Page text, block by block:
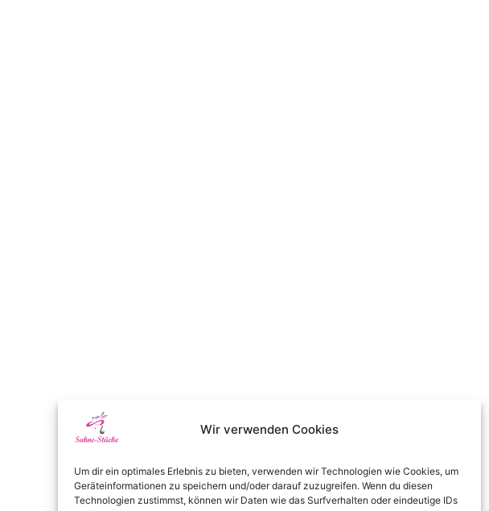
Wir verwenden Cookies
Um dir ein optimales Erlebnis zu bieten, verwenden wir Technologien wie Cookies, um
Geräteinformationen zu speichern und/oder darauf zuzugreifen. Wenn du diesen
Technologien zustimmst, können wir Daten wie das Surfverhalten oder eindeutige IDs